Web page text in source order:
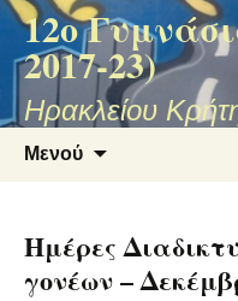
12ο
2017-23)
Ηρακλείου
Μενού
Ημέρες
γονέων –